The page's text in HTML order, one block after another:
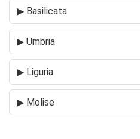
▶ Basilicata
▶ Umbria
▶ Liguria
▶ Molise